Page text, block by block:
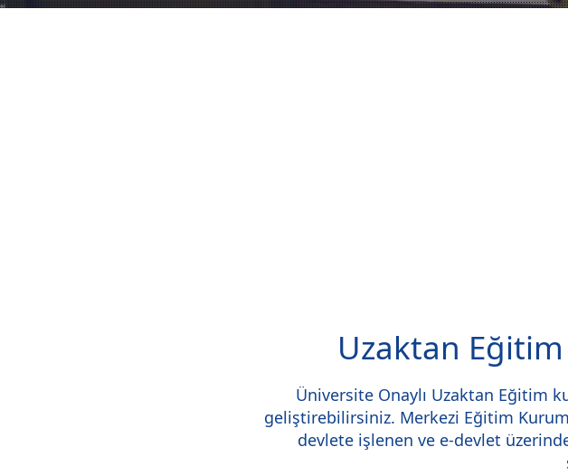
Uzaktan
Üniversite Onaylı Uzaktan Eğitim
geliştirebilirsiniz. Merkezi Eğitim
devlete işlenen ve e-devlet